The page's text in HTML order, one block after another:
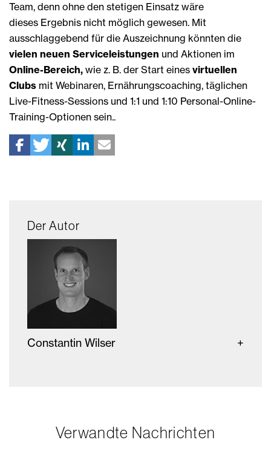
Team, denn ohne den stetigen Einsatz wäre
dieses Ergebnis nicht möglich gewesen. Mit
ausschlaggebend für die Auszeichnung könnten die
vielen neuen Serviceleistungen und Aktionen im
Online-Bereich, wie z. B. der Start eines virtuellen
Clubs mit Webinaren, Ernährungscoaching, täglichen
Live-Fitness-Sessions und 1:1 und 1:10 Personal-Online-
Training-Optionen sein..
Der Autor
Constantin Wilser
Verwandte Nachrichten